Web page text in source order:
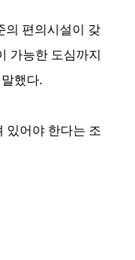
의 편의시설이 갖
가능한 도심까지
했다.
있어야 한다는 조